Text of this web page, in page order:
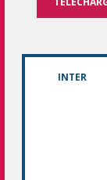
INTER